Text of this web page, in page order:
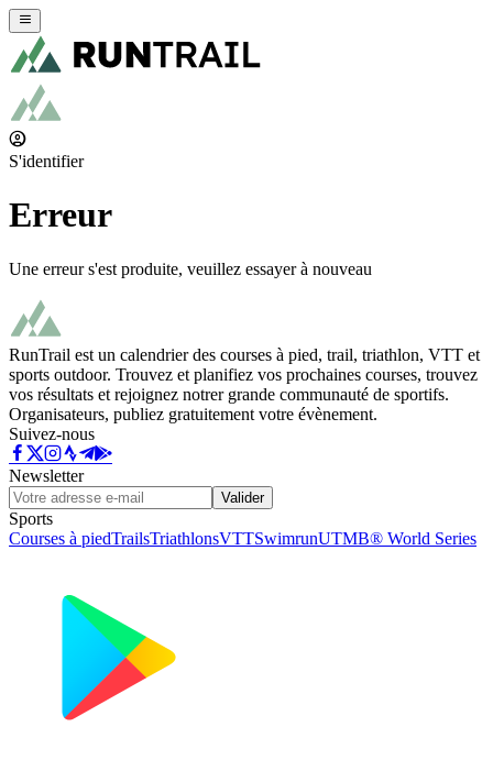
S'identifier
Erreur
Une erreur s'est produite, veuillez essayer à nouveau
RunTrail est un calendrier des courses à pied, trail, triathlon, VTT et
sports outdoor. Trouvez et planifiez vos prochaines courses, trouvez
vos résultats et rejoignez notrer grande communauté de sportifs.
Organisateurs, publiez gratuitement votre évènement.
Suivez-nous
Newsletter
Valider
Sports
Courses à piedTrailsTriathlonsVTTSwimrunUTMB® World Series